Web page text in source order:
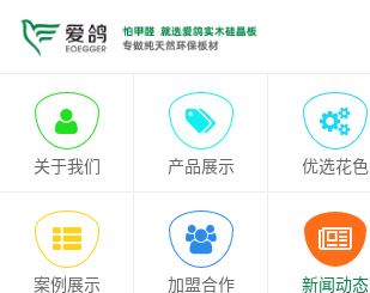
关于我们 产品展示 优选花色
案例展示 加盟合作 新闻动态